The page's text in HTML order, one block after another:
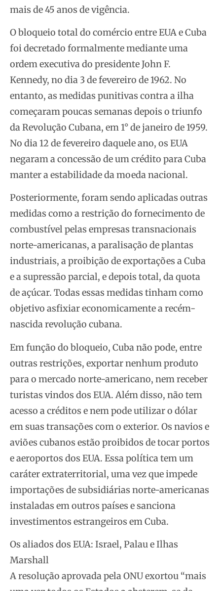
mais de 45 anos de vigência.
O bloqueio total do comércio entre EUA e Cuba
foi decretado formalmente mediante uma
ordem executiva do presidente John F.
Kennedy, no dia 3 de fevereiro de 1962. No
entanto, as medidas punitivas contra a ilha
começaram poucas semanas depois o triunfo
da Revolução Cubana, em 1° de janeiro de 1959.
No dia 12 de fevereiro daquele ano, os EUA
negaram a concessão de um crédito para Cuba
manter a estabilidade da moeda nacional.
Posteriormente, foram sendo aplicadas outras
medidas como a restrição do fornecimento de
combustível pelas empresas transnacionais
norte-americanas, a paralisação de plantas
industriais, a proibição de exportações a Cuba
e a supressão parcial, e depois total, da quota
de açúcar. Todas essas medidas tinham como
objetivo asfixiar economicamente a recém-
nascida revolução cubana.
Em função do bloqueio, Cuba não pode, entre
outras restrições, exportar nenhum produto
para o mercado norte-americano, nem receber
turistas vindos dos EUA. Além disso, não tem
acesso a créditos e nem pode utilizar o dólar
em suas transações com o exterior. Os navios e
aviões cubanos estão proibidos de tocar portos
e aeroportos dos EUA. Essa política tem um
caráter extraterritorial, uma vez que impede
importações de subsidiárias norte-americanas
instaladas em outros países e sanciona
investimentos estrangeiros em Cuba.
Os aliados dos EUA: Israel, Palau e Ilhas
Marshall
A resolução aprovada pela ONU exortou “mais